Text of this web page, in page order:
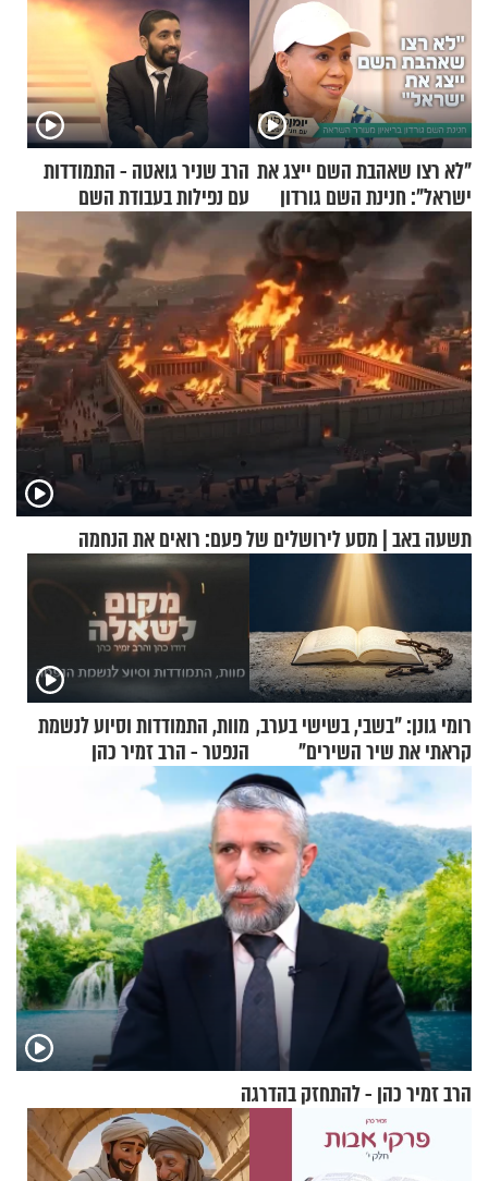
"לא רצו שאהבת השם ייצג את
ישראל": חנינת השם גורדון
בריאיון מעורר השראה
הרב שניר גואטה - התמודדות
עם נפילות בעבודת השם
תשעה באב | מסע לירושלים של פעם: רואים את הנחמה
רומי גונן: "בשבי, בשישי בערב,
קראתי את שיר השירים"
מוות, התמודדות וסיוע לנשמת
הנפטר - הרב זמיר כהן
הרב זמיר כהן - להתחזק בהדרגה